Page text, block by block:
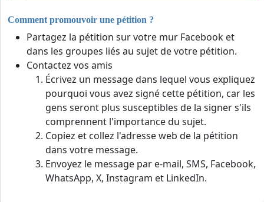
Comment promouvoir une pétition ?
Partagez la pétition sur votre mur Facebook et
dans les groupes liés au sujet de votre pétition.
Contactez vos amis
Écrivez un message dans lequel vous expliquez
pourquoi vous avez signé cette pétition, car les
gens seront plus susceptibles de la signer s'ils
comprennent l'importance du sujet.
Copiez et collez l'adresse web de la pétition
dans votre message.
Envoyez le message par e-mail, SMS, Facebook,
WhatsApp, X, Instagram et LinkedIn.